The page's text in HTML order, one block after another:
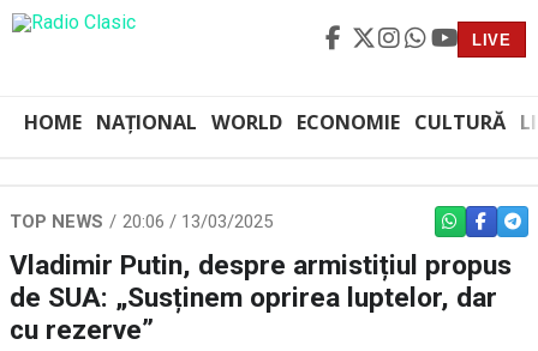
LIVE
HOME NAȚIONAL WORLD ECONOMIE CULTURĂ
TOP NEWS 20:06 / 13/03/2025 WHATSAPP
Vladimir Putin, despre armistițiul propus
de SUA: „Susținem oprirea luptelor, dar
cu rezerve”